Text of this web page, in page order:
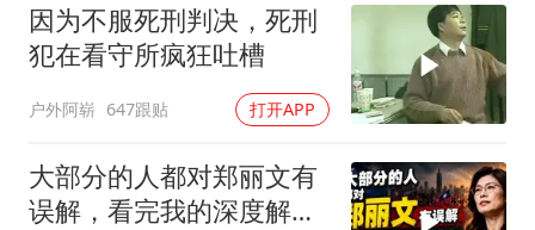
因为不服死刑判决，死刑
犯在看守所疯狂吐槽
户外阿崭 647跟贴 打开APP
大部分的人都对郑丽文有
误解，看完我的深度解析